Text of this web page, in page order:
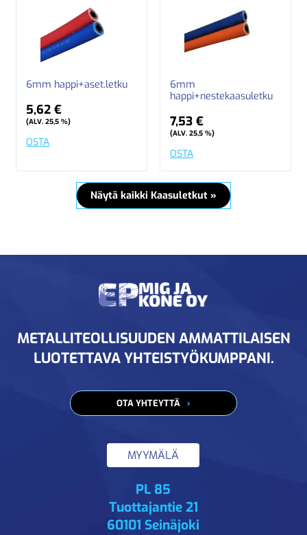
6mm happi+aset.letku
5,62 €
(ALV. 25,5 %)
OSTA
6mm
happi+nestekaasuletku
7,53 €
(ALV. 25,5 %)
OSTA
Näytä kaikki Kaasuletkut »
METALLITEOLLISUUDEN AMMATTILAISEN
LUOTETTAVA YHTEISTYÖKUMPPANI.
OTA YHTEYTTÄ
MYYMÄLÄ
PL 85
Tuottajantie 21
60101 Seinäjoki